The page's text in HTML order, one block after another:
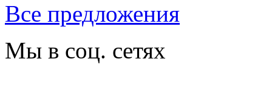
Все предложения
Мы в соц. сетях